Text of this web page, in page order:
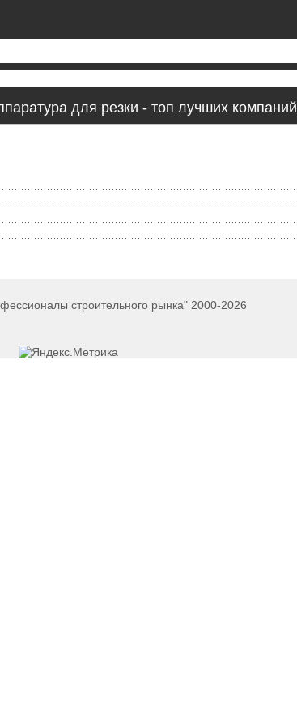
для резки - топ лучших компаний
строительного рынка" 2000-2026